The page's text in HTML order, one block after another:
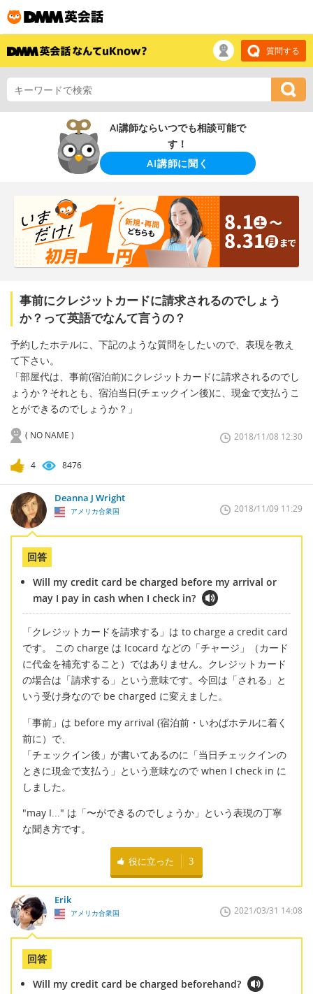
質問する
AI講師ならいつでも相談可能で
す！
AI講師に聞く
事前にクレジットカードに請求されるのでしょう
か？って英語でなんて言うの？
予約したホテルに、下記のような質問をしたいので、表現を教え
て下さい。
「部屋代は、事前(宿泊前)にクレジットカードに請求されるのでし
ょうか？それとも、宿泊当日(チェックイン後)に、現金で支払うこ
とができるのでしょうか？」
( NO NAME ) 2018/11/08 12:30
4 8476
Deanna J Wright
アメリカ合衆国 2018/11/09 11:29
回答
Will my credit card be charged before my arrival or
may I pay in cash when I check in?
「クレジットカードを請求する」は to charge a credit card
です。 この charge は Icocard などの「チャージ」（カード
に代金を補充すること）ではありません。クレジットカード
の場合は「請求する」という意味です。今回は「される」と
いう受け身なので be charged に変えました。
「事前」は before my arrival (宿泊前・いわばホテルに着く
前に）で、
「チェックイン後」が書いてあるのに「当日チェックインの
ときに現金で支払う」という意味なので when I check in に
しました。
"may I..." は「〜ができるのでしょうか」という表現の丁寧
な聞き方です。
役に立った 3
Erik
アメリカ合衆国 2021/03/31 14:08
回答
Will my credit card be charged beforehand?